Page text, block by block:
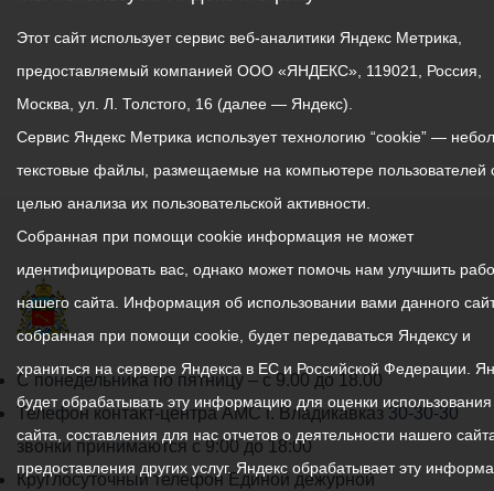
График
работы
администрации
местного
С понедельника по пятницу – с 9.00 до 18.00
Телефон контакт-центра АМС г. Владикавказ30-30-30
звонки принимаются с 9:00 до 18:00
Круглосуточный телефон Единой дежурной
Этот сайт использует сервис веб-аналитики Яндекс Метрика,
предоставляемый компанией ООО «ЯНДЕКС», 119021, Россия,
Москва, ул. Л. Толстого, 16 (далее — Яндекс).
Сервис Яндекс Метрика использует технологию “cookie” —
текстовые файлы, размещаемые на компьютере пользователей
целью анализа их пользовательской активности.
Собранная при помощи cookie информация не может
идентифицировать вас, однако может помочь нам улучшить
нашего сайта. Информация об использовании вами данного
собранная при помощи cookie, будет передаваться Яндексу и
храниться на сервере Яндекса в ЕС и Российской Федерации.
будет обрабатывать эту информацию для оценки
сайта, составления для нас отчетов о деятельности нашего
предоставления других услуг. Яндекс обрабатывает эту